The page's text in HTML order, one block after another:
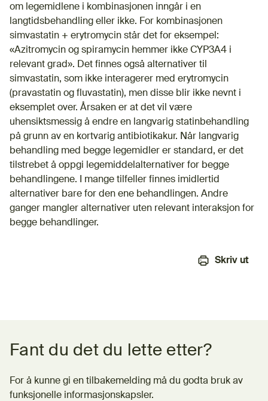
om legemidlene i kombinasjonen inngår i en
langtidsbehandling eller ikke. For kombinasjonen
simvastatin + erytromycin står det for eksempel:
«Azitromycin og spiramycin hemmer ikke CYP3A4 i
relevant grad». Det finnes også alternativer til
simvastatin, som ikke interagerer med erytromycin
(pravastatin og fluvastatin), men disse blir ikke nevnt i
eksemplet over. Årsaken er at det vil være
uhensiktsmessig å endre en langvarig statinbehandling
på grunn av en kortvarig antibiotikakur. Når langvarig
behandling med begge legemidler er standard, er det
tilstrebet å oppgi legemiddelalternativer for begge
behandlingene. I mange tilfeller finnes imidlertid
alternativer bare for den ene behandlingen. Andre
ganger mangler alternativer uten relevant interaksjon for
begge behandlinger.
Skriv ut
Fant du det du lette etter?
For å kunne gi en tilbakemelding må du godta bruk av
funksjonelle informasjonskapsler.